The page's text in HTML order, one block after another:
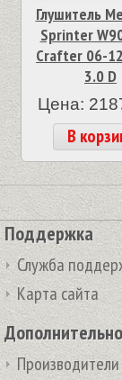
Глушитель
Sprinter
Crafter 06-
3.0 D
Цена:
В
Поддержка
Служба
Карта сайта
Дополнительно
Производители